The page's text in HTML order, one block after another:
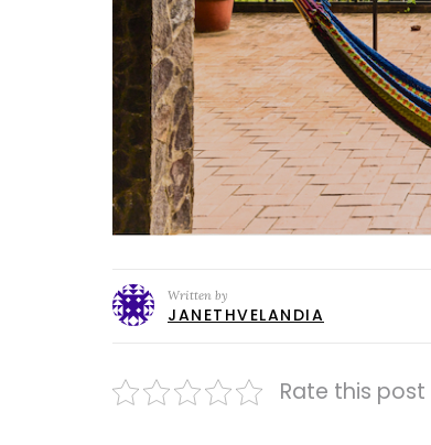
Written by
JANETHVELANDIA
Rate this post